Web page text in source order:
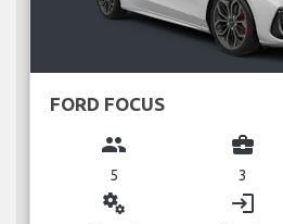
FORD FOCUS
group
5
business_center
3
miscellaneous_services login